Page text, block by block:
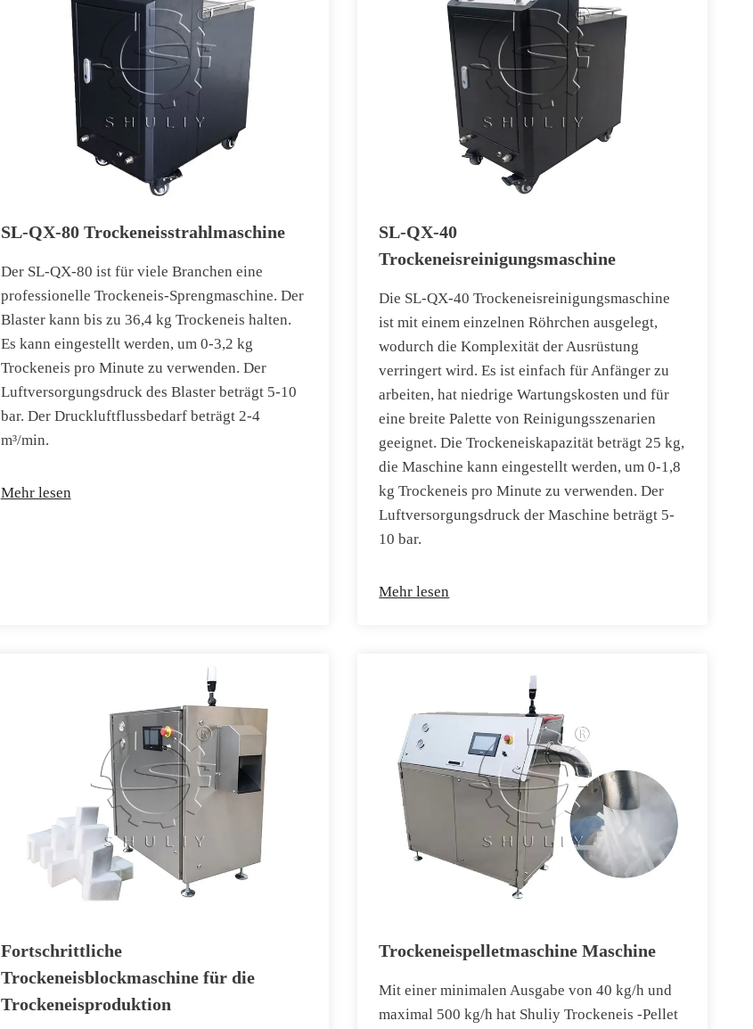
SL-QX-80 Trockeneisstrahlmaschine
Der SL-QX-80 ist für viele Branchen eine
professionelle Trockeneis-Sprengmaschine. Der
Blaster kann bis zu 36,4 kg Trockeneis halten.
Es kann eingestellt werden, um 0-3,2 kg
Trockeneis pro Minute zu verwenden. Der
Luftversorgungsdruck des Blaster beträgt 5-10
bar. Der Druckluftflussbedarf beträgt 2-4
m³/min.
Mehr lesen
SL-QX-40
Trockeneisreinigungsmaschine
Die SL-QX-40 Trockeneisreinigungsmaschine
ist mit einem einzelnen Röhrchen ausgelegt,
wodurch die Komplexität der Ausrüstung
verringert wird. Es ist einfach für Anfänger zu
arbeiten, hat niedrige Wartungskosten und für
eine breite Palette von Reinigungsszenarien
geeignet. Die Trockeneiskapazität beträgt 25 kg,
die Maschine kann eingestellt werden, um 0-1,8
kg Trockeneis pro Minute zu verwenden. Der
Luftversorgungsdruck der Maschine beträgt 5-
10 bar.
Mehr lesen
Fortschrittliche
Trockeneisblockmaschine für die
Trockeneisproduktion
Trockeneispelletmaschine Maschine
Mit einer minimalen Ausgabe von 40 kg/h und
maximal 500 kg/h hat Shuliy Trockeneis -Pellet